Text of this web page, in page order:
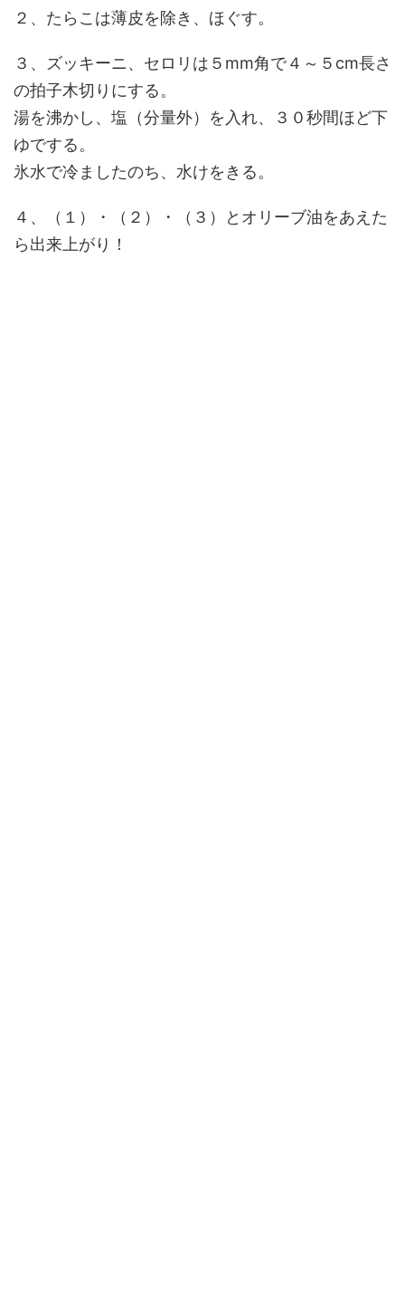
２、たらこは薄皮を除き、ほぐす。
３、ズッキーニ、セロリは５mm角で４～５cm長さ
の拍子木切りにする。
湯を沸かし、塩（分量外）を入れ、３０秒間ほど下
ゆでする。
氷水で冷ましたのち、水けをきる。
４、（１）・（２）・（３）とオリーブ油をあえた
ら出来上がり！